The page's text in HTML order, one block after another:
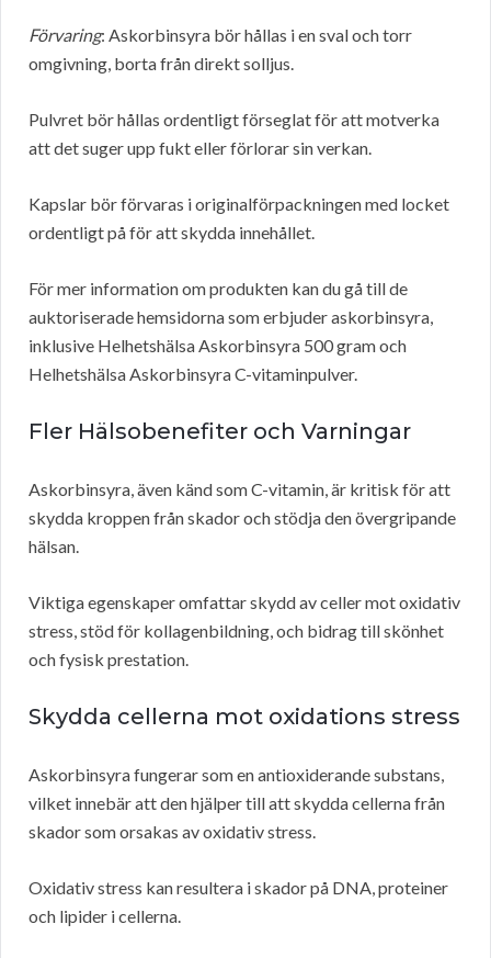
Förvaring: Askorbinsyra bör hållas i en sval och torr
omgivning, borta från direkt solljus.
Pulvret bör hållas ordentligt förseglat för att motverka
att det suger upp fukt eller förlorar sin verkan.
Kapslar bör förvaras i originalförpackningen med locket
ordentligt på för att skydda innehållet.
För mer information om produkten kan du gå till de
auktoriserade hemsidorna som erbjuder askorbinsyra,
inklusive Helhetshälsa Askorbinsyra 500 gram och
Helhetshälsa Askorbinsyra C-vitaminpulver.
Fler Hälsobenefiter och Varningar
Askorbinsyra, även känd som C-vitamin, är kritisk för att
skydda kroppen från skador och stödja den övergripande
hälsan.
Viktiga egenskaper omfattar skydd av celler mot oxidativ
stress, stöd för kollagenbildning, och bidrag till skönhet
och fysisk prestation.
Skydda cellerna mot oxidations stress
Askorbinsyra fungerar som en antioxiderande substans,
vilket innebär att den hjälper till att skydda cellerna från
skador som orsakas av oxidativ stress.
Oxidativ stress kan resultera i skador på DNA, proteiner
och lipider i cellerna.